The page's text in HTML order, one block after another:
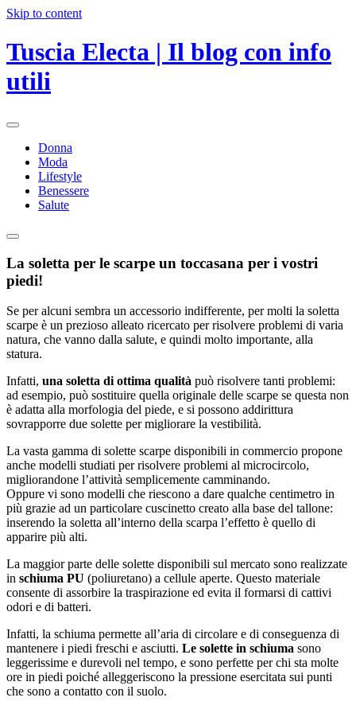
Skip to content
Tuscia Electa | Il blog con info
utili
Donna
Moda
Lifestyle
Benessere
Salute
La soletta per le scarpe un toccasana per i vostri
piedi!
Se per alcuni sembra un accessorio indifferente, per molti la soletta
scarpe è un prezioso alleato ricercato per risolvere problemi di varia
natura, che vanno dalla salute, e quindi molto importante, alla
statura.
Infatti, una soletta di ottima qualità può risolvere tanti problemi:
ad esempio, può sostituire quella originale delle scarpe se questa non
è adatta alla morfologia del piede, e si possono addirittura
sovrapporre due solette per migliorare la vestibilità.
La vasta gamma di solette scarpe disponibili in commercio propone
anche modelli studiati per risolvere problemi al microcircolo,
migliorandone l’attività semplicemente camminando.
Oppure vi sono modelli che riescono a dare qualche centimetro in
più grazie ad un particolare cuscinetto creato alla base del tallone:
inserendo la soletta all’interno della scarpa l’effetto è quello di
apparire più alti.
La maggior parte delle solette disponibili sul mercato sono realizzate
in schiuma PU (poliuretano) a cellule aperte. Questo materiale
consente di assorbire la traspirazione ed evita il formarsi di cattivi
odori e di batteri.
Infatti, la schiuma permette all’aria di circolare e di conseguenza di
mantenere i piedi freschi e asciutti. Le solette in schiuma sono
leggerissime e durevoli nel tempo, e sono perfette per chi sta molte
ore in piedi poiché alleggeriscono la pressione esercitata sui punti
che sono a contatto con il suolo.